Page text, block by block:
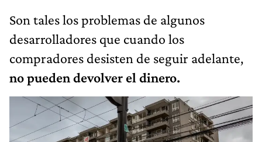
Son tales los problemas de algunos
desarrolladores que cuando los
compradores desisten de seguir adelante,
no pueden devolver el dinero.